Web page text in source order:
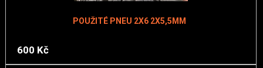
POUŽITÉ PNEU 2X6 2X5,5MM
600 Kč